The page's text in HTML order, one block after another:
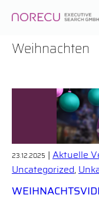
Weihnachten
23.12.2025 | Aktuelle
Uncategorized,